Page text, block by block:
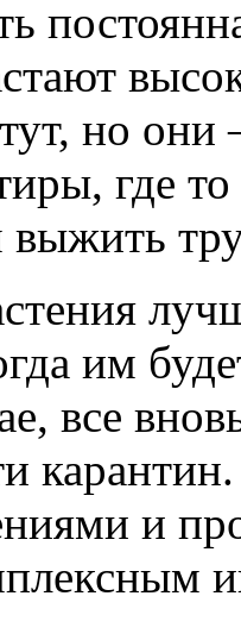
но
где
выжить
им
все
карантин.
и